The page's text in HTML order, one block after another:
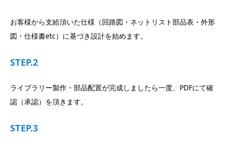
お客様から支給頂いた仕様（回路図・ネットリスト部品表・外形
図・仕様書etc）に基づき設計を始めます。
STEP.2
ライブラリー製作・部品配置が完成しましたら一度、PDFにて確
認（承認）を頂きます。
STEP.3